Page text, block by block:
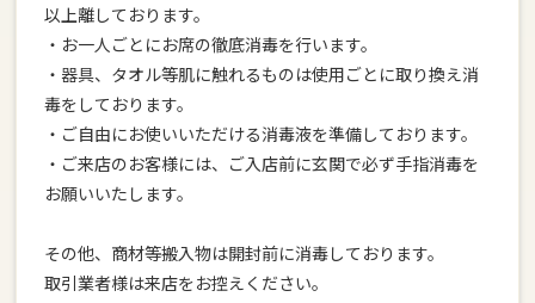
以上離しております。
・お一人ごとにお席の徹底消毒を行います。
・器具、タオル等肌に触れるものは使用ごとに取り換え消
毒をしております。
・ご自由にお使いいただける消毒液を準備しております。
・ご来店のお客様には、ご入店前に玄関で必ず手指消毒を
お願いいたします。
その他、商材等搬入物は開封前に消毒しております。
取引業者様は来店をお控えください。